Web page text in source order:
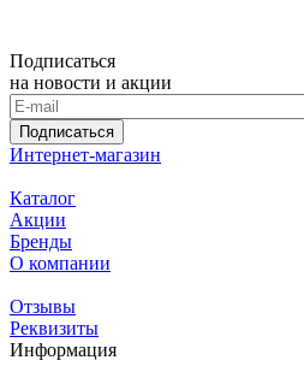
Подписаться
на новости и акции
Подписаться
Интернет-магазин
Каталог
Акции
Бренды
О компании
Отзывы
Реквизиты
Информация